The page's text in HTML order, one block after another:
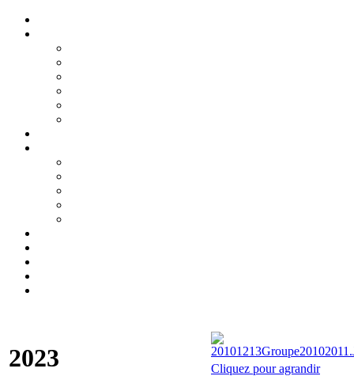
2023 Cliquez pour agrandir